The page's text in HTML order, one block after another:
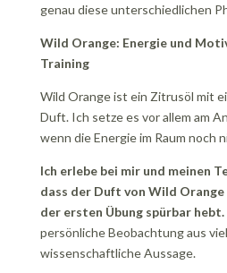
genau diese unterschiedlichen
Wild Orange: Energie und
Training
Wild Orange ist ein Zitrusöl mit
Duft. Ich setze es vor allem am
wenn die Energie im Raum noch
Ich erlebe bei mir und meinen
dass der Duft von Wild
der ersten Übung spürbar hebt.
persönliche Beobachtung aus
wissenschaftliche Aussage.